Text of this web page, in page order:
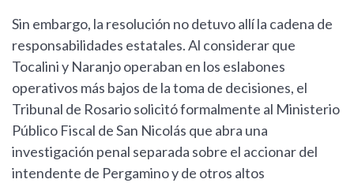
Sin embargo, la resolución no detuvo allí la cadena de
responsabilidades estatales. Al considerar que
Tocalini y Naranjo operaban en los eslabones
operativos más bajos de la toma de decisiones, el
Tribunal de Rosario solicitó formalmente al Ministerio
Público Fiscal de San Nicolás que abra una
investigación penal separada sobre el accionar del
intendente de Pergamino y de otros altos